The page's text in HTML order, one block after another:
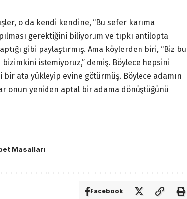
o da kendi kendine, “Bu sefer karıma
gerektiğini biliyorum ve tıpkı antilopta
gibi paylaştırmış. Ama köylerden biri, “Biz bu
bizimkini istemiyoruz,” demiş. Böylece hepsini
ata yükleyip evine götürmüş. Böylece adamın
onun yeniden aptal bir adama dönüştüğünü
Masalları
Facebook